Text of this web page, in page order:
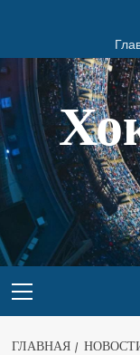
ГЛАВНАЯ